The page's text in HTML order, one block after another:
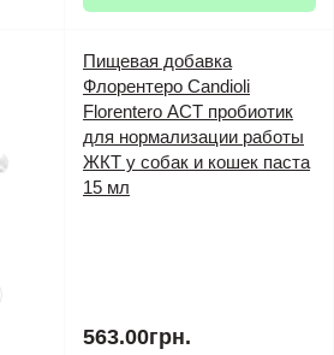
Пищевая добавка
Флорентеро Candioli
Florentero АСТ пробиотик
для нормализации работы
ЖКТ у собак и кошек паста
15 мл
563.00грн.